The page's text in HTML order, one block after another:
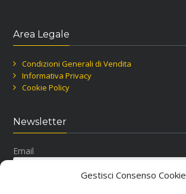
Gestisci Consenso Cookie
Area Legale
Condizioni Generali di Vendita
Informativa Privacy
Cookie Policy
Newsletter
Email